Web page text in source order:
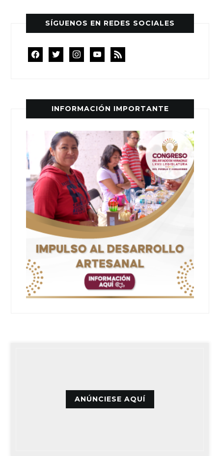
SÍGUENOS EN REDES SOCIALES
facebooktwitterinstagramyoutube
rss
INFORMACIÓN IMPORTANTE
ANÚNCIESE AQUÍ